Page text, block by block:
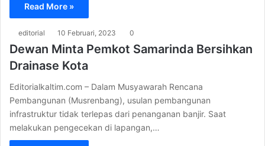
Read More »
editorial 10 Februari, 2023 0
Dewan Minta Pemkot Samarinda Bersihkan
Drainase Kota
Editorialkaltim.com – Dalam Musyawarah Rencana
Pembangunan (Musrenbang), usulan pembangunan
infrastruktur tidak terlepas dari penanganan banjir. Saat
melakukan pengecekan di lapangan,…